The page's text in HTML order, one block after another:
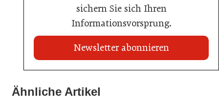
sichern Sie sich Ihren
Informationsvorsprung.
Newsletter abonnieren
Ähnliche Artikel
Wiener Brauer gewinnt Biersommelier-
06. Mai 2026